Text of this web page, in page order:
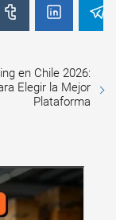
en Chile 2026:
Elegir la Mejor
Plataforma